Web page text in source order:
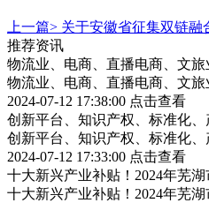
上一篇> 关于安徽省征集双链融
推荐资讯
物流业、电商、直播电商、文
物流业、电商、直播电商、文
2024-07-12 17:38:00 点击查看
创新平台、知识产权、标准化
创新平台、知识产权、标准化
2024-07-12 17:33:00 点击查看
十大新兴产业补贴！2024年芜
十大新兴产业补贴！2024年芜